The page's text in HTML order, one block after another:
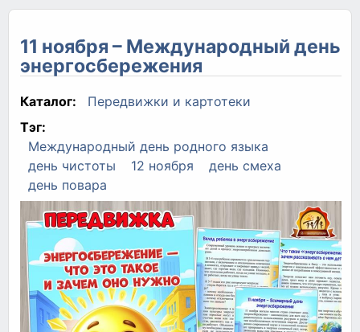
11 ноября – Международный день
энергосбережения
Каталог:
Передвижки и картотеки
Тэг:
Международный день родного языка
день чистоты
12 ноября
день смеха
день повара